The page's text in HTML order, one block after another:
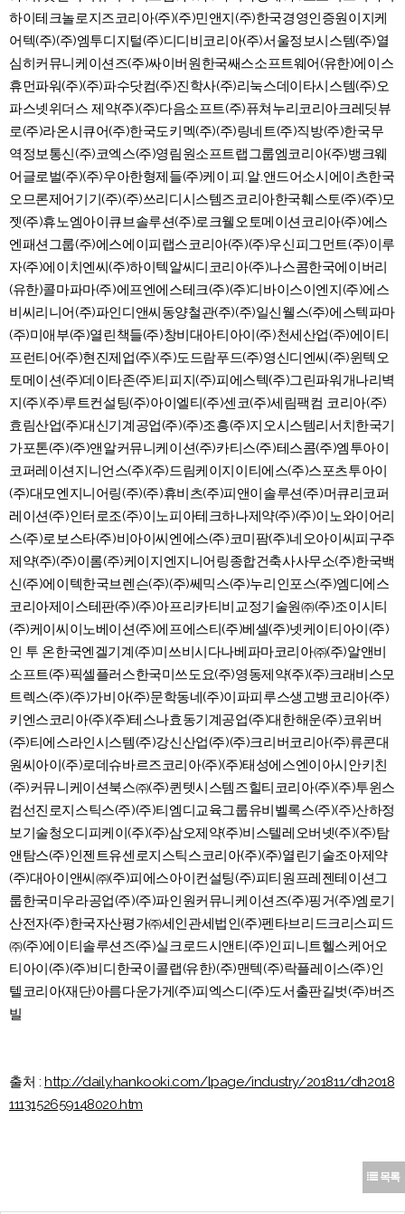
하이테크놀로지즈코리아(주)(주)민앤지(주)한국경영인증원이지케
어텍(주)(주)엠투디지털(주)디디비코리아(주)서울정보시스템(주)열
심히커뮤니케이션즈(주)싸이버원한국쌔스소프트웨어(유한)에이스
휴먼파워(주)(주)파수닷컴(주)진학사(주)리눅스데이타시스템(주)오
파스넷위더스 제약(주)(주)다음소프트(주)퓨쳐누리코리아크레딧뷰
로(주)라온시큐어(주)한국도키멕(주)(주)링네트(주)직방(주)한국무
역정보통신(주)코엑스(주)영림원소프트랩그룹엠코리아(주)뱅크웨
어글로벌(주)(주)우아한형제들(주)케이.피.알.앤드어소시에이츠한국
오므론제어기기(주)(주)쓰리디시스템즈코리아한국훼스토(주)(주)모
젯(주)휴노엠아이큐브솔루션(주)로크웰오토메이션코리아(주)에스
엔패션그룹(주)에스에이피랩스코리아(주)(주)우신피그먼트(주)이루
자(주)에이치엔씨(주)하이텍알씨디코리아(주)나스콤한국에이버리
(유한)콜마파마(주)에프엔에스테크(주)(주)디바이스이엔지(주)에스
비씨리니어(주)파인디앤씨동양철관(주)(주)일신웰스(주)에스텍파마
(주)미애부(주)열린책들(주)창비대아티아이(주)천세산업(주)에이티
프런티어(주)현진제업(주)(주)도드람푸드(주)영신디엔씨(주)윈텍오
토메이션(주)데이타존(주)티피지(주)피에스텍(주)그린파워개나리벽
지(주)(주)루트컨설팅(주)아이엘티(주)센코(주)세림팩컴 코리아(주)
효림산업(주)대신기계공업(주)(주)조흥(주)지오시스템리서치한국기
가포톤(주)(주)앤알커뮤니케이션(주)카티스(주)테스콤(주)엠투아이
코퍼레이션지니언스(주)(주)드림케이지이티에스(주)스포츠투아이
(주)대모엔지니어링(주)(주)휴비츠(주)피앤이솔루션(주)머큐리코퍼
레이션(주)인터로조(주)이노피아테크하나제약(주)(주)이노와이어리
스(주)로보스타(주)비아이씨엔에스(주)코미팜(주)네오아이씨피구주
제약(주)(주)이롬(주)케이지엔지니어링종합건축사사무소(주)한국백
신(주)에이텍한국브렌슨(주)(주)쎄믹스(주)누리인포스(주)엠디에스
코리아제이스테판(주)(주)아프리카티비교정기술원㈜(주)조이시티
(주)케이씨이노베이션(주)에프에스티(주)베셀(주)넷케이티아이(주)
인 투 온한국엔겔기계(주)미쓰비시다나베파마코리아㈜(주)알앤비
소프트(주)픽셀플러스한국미쓰도요(주)영동제약(주)(주)크래비스모
트렉스(주)(주)가비아(주)문학동네(주)이파피루스생고뱅코리아(주)
키엔스코리아(주)(주)테스나효동기계공업(주)대한해운(주)코위버
(주)티에스라인시스템(주)강신산업(주)(주)크리버코리아(주)류콘대
원씨아이(주)로데슈바르즈코리아(주)(주)태성에스엔이아시안키친
(주)커뮤니케이션북스㈜(주)퀸텟시스템즈힐티코리아(주)(주)투윈스
컴선진로지스틱스(주)(주)티엠디교육그룹유비벨록스(주)(주)산하정
보기술청오디피케이(주)(주)삼오제약(주)비스텔레오버넷(주)(주)탐
앤탐스(주)인젠트유센로지스틱스코리아(주)(주)열린기술조아제약
(주)대아이앤씨㈜(주)피에스아이컨설팅(주)피티원프레젠테이션그
룹한국미우라공업(주)(주)파인원커뮤니케이션즈(주)핑거(주)엠로기
산전자(주)한국자산평가㈜세인관세법인(주)펜타브리드크리스피드
㈜(주)에이티솔루션즈(주)실크로드시앤티(주)인피니트헬스케어오
티아이(주)(주)비디한국이콜랩(유한)(주)맨텍(주)락플레이스(주)인
텔코리아(재단)아름다운가게(주)피엑스디(주)도서출판길벗(주)버즈
빌
출처 : http://daily.hankooki.com/lpage/industry/201811/dh2018
1113152659148020.htm
목록